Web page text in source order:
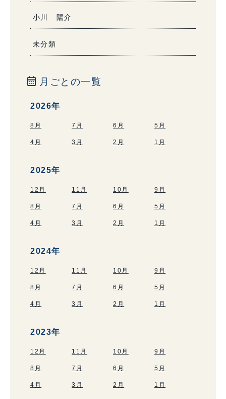
小川 陽介
未分類
calendar_month 月ごとの一覧
2026年
8月 7月 6月 5月
4月 3月 2月 1月
2025年
12月 11月 10月 9月
8月 7月 6月 5月
4月 3月 2月 1月
2024年
12月 11月 10月 9月
8月 7月 6月 5月
4月 3月 2月 1月
2023年
12月 11月 10月 9月
8月 7月 6月 5月
4月 3月 2月 1月